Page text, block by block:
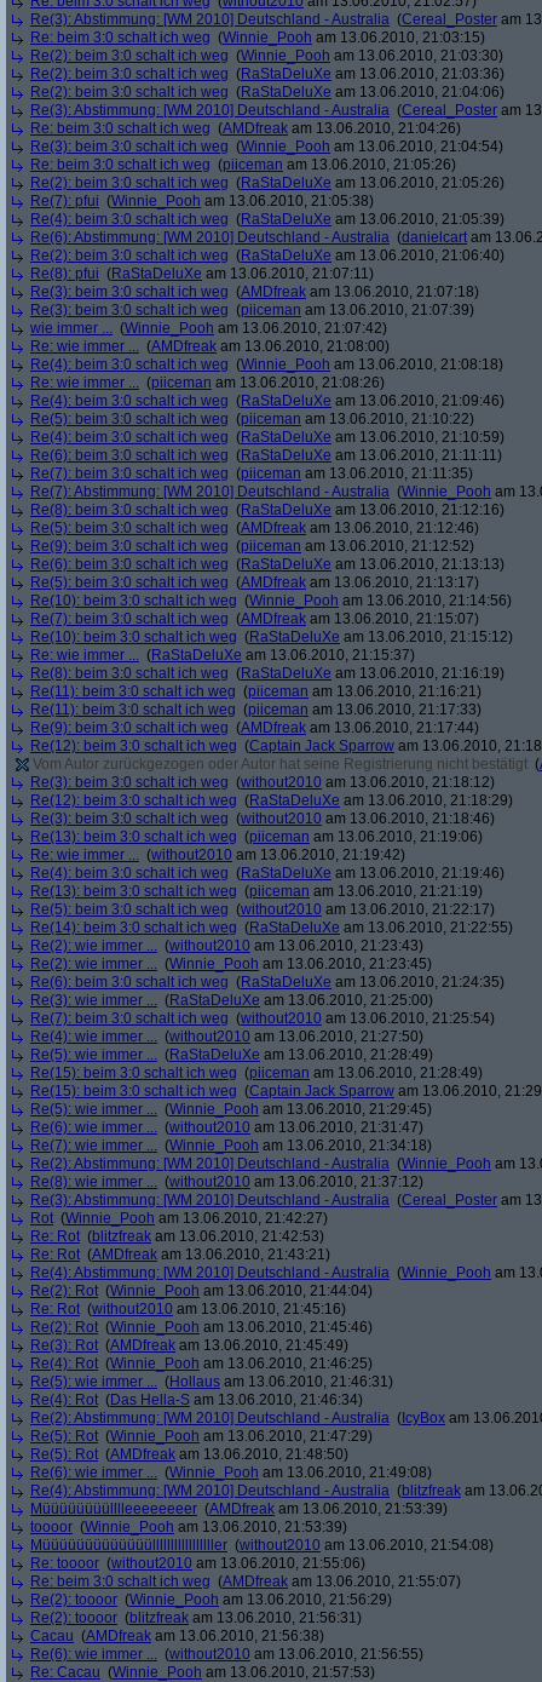
Re(3): Abstimmung: [WM 2010] Deutschland - Australia (Cereal_Poster am
Re: beim 3:0 schalt ich weg (Winnie_Pooh am 13.06.2010, 21:03:15)
Re(2): beim 3:0 schalt ich weg (Winnie_Pooh am 13.06.2010, 21:03:30)
Re(2): beim 3:0 schalt ich weg (RaStaDeluXe am 13.06.2010, 21:03:36)
Re(2): beim 3:0 schalt ich weg (RaStaDeluXe am 13.06.2010, 21:04:06)
Re(3): Abstimmung: [WM 2010] Deutschland - Australia (Cereal_Poster am
Re: beim 3:0 schalt ich weg (AMDfreak am 13.06.2010, 21:04:26)
Re(3): beim 3:0 schalt ich weg (Winnie_Pooh am 13.06.2010, 21:04:54)
Re: beim 3:0 schalt ich weg (piiceman am 13.06.2010, 21:05:26)
Re(2): beim 3:0 schalt ich weg (RaStaDeluXe am 13.06.2010, 21:05:26)
Re(7): pfui (Winnie_Pooh am 13.06.2010, 21:05:38)
Re(4): beim 3:0 schalt ich weg (RaStaDeluXe am 13.06.2010, 21:05:39)
Re(6): Abstimmung: [WM 2010] Deutschland - Australia (danielcart am
Re(2): beim 3:0 schalt ich weg (RaStaDeluXe am 13.06.2010, 21:06:40)
Re(8): pfui (RaStaDeluXe am 13.06.2010, 21:07:11)
Re(3): beim 3:0 schalt ich weg (AMDfreak am 13.06.2010, 21:07:18)
Re(3): beim 3:0 schalt ich weg (piiceman am 13.06.2010, 21:07:39)
wie immer ... (Winnie_Pooh am 13.06.2010, 21:07:42)
Re: wie immer ... (AMDfreak am 13.06.2010, 21:08:00)
Re(4): beim 3:0 schalt ich weg (Winnie_Pooh am 13.06.2010, 21:08:18)
Re: wie immer ... (piiceman am 13.06.2010, 21:08:26)
Re(4): beim 3:0 schalt ich weg (RaStaDeluXe am 13.06.2010, 21:09:46)
Re(5): beim 3:0 schalt ich weg (piiceman am 13.06.2010, 21:10:22)
Re(4): beim 3:0 schalt ich weg (RaStaDeluXe am 13.06.2010, 21:10:59)
Re(6): beim 3:0 schalt ich weg (RaStaDeluXe am 13.06.2010, 21:11:11)
Re(7): beim 3:0 schalt ich weg (piiceman am 13.06.2010, 21:11:35)
Re(7): Abstimmung: [WM 2010] Deutschland - Australia (Winnie_Pooh am
Re(8): beim 3:0 schalt ich weg (RaStaDeluXe am 13.06.2010, 21:12:16)
Re(5): beim 3:0 schalt ich weg (AMDfreak am 13.06.2010, 21:12:46)
Re(9): beim 3:0 schalt ich weg (piiceman am 13.06.2010, 21:12:52)
Re(6): beim 3:0 schalt ich weg (RaStaDeluXe am 13.06.2010, 21:13:13)
Re(5): beim 3:0 schalt ich weg (AMDfreak am 13.06.2010, 21:13:17)
Re(10): beim 3:0 schalt ich weg (Winnie_Pooh am 13.06.2010, 21:14:56)
Re(7): beim 3:0 schalt ich weg (AMDfreak am 13.06.2010, 21:15:07)
Re(10): beim 3:0 schalt ich weg (RaStaDeluXe am 13.06.2010, 21:15:12)
Re: wie immer ... (RaStaDeluXe am 13.06.2010, 21:15:37)
Re(8): beim 3:0 schalt ich weg (RaStaDeluXe am 13.06.2010, 21:16:19)
Re(11): beim 3:0 schalt ich weg (piiceman am 13.06.2010, 21:16:21)
Re(11): beim 3:0 schalt ich weg (piiceman am 13.06.2010, 21:17:33)
Re(9): beim 3:0 schalt ich weg (AMDfreak am 13.06.2010, 21:17:44)
Re(12): beim 3:0 schalt ich weg (Captain Jack Sparrow am 13.06.2010,
Vom Autor zurückgezogen oder Autor hat seine Registrierung nicht bestätigt (
Re(3): beim 3:0 schalt ich weg (without2010 am 13.06.2010, 21:18:12)
Re(12): beim 3:0 schalt ich weg (RaStaDeluXe am 13.06.2010, 21:18:29)
Re(3): beim 3:0 schalt ich weg (without2010 am 13.06.2010, 21:18:46)
Re(13): beim 3:0 schalt ich weg (piiceman am 13.06.2010, 21:19:06)
Re: wie immer ... (without2010 am 13.06.2010, 21:19:42)
Re(4): beim 3:0 schalt ich weg (RaStaDeluXe am 13.06.2010, 21:19:46)
Re(13): beim 3:0 schalt ich weg (piiceman am 13.06.2010, 21:21:19)
Re(5): beim 3:0 schalt ich weg (without2010 am 13.06.2010, 21:22:17)
Re(14): beim 3:0 schalt ich weg (RaStaDeluXe am 13.06.2010, 21:22:55)
Re(2): wie immer ... (without2010 am 13.06.2010, 21:23:43)
Re(2): wie immer ... (Winnie_Pooh am 13.06.2010, 21:23:45)
Re(6): beim 3:0 schalt ich weg (RaStaDeluXe am 13.06.2010, 21:24:35)
Re(3): wie immer ... (RaStaDeluXe am 13.06.2010, 21:25:00)
Re(7): beim 3:0 schalt ich weg (without2010 am 13.06.2010, 21:25:54)
Re(4): wie immer ... (without2010 am 13.06.2010, 21:27:50)
Re(5): wie immer ... (RaStaDeluXe am 13.06.2010, 21:28:49)
Re(15): beim 3:0 schalt ich weg (piiceman am 13.06.2010, 21:28:49)
Re(15): beim 3:0 schalt ich weg (Captain Jack Sparrow am 13.06.2010,
Re(5): wie immer ... (Winnie_Pooh am 13.06.2010, 21:29:45)
Re(6): wie immer ... (without2010 am 13.06.2010, 21:31:47)
Re(7): wie immer ... (Winnie_Pooh am 13.06.2010, 21:34:18)
Re(2): Abstimmung: [WM 2010] Deutschland - Australia (Winnie_Pooh am
Re(8): wie immer ... (without2010 am 13.06.2010, 21:37:12)
Re(3): Abstimmung: [WM 2010] Deutschland - Australia (Cereal_Poster am
Rot (Winnie_Pooh am 13.06.2010, 21:42:27)
Re: Rot (blitzfreak am 13.06.2010, 21:42:53)
Re: Rot (AMDfreak am 13.06.2010, 21:43:21)
Re(4): Abstimmung: [WM 2010] Deutschland - Australia (Winnie_Pooh am
Re(2): Rot (Winnie_Pooh am 13.06.2010, 21:44:04)
Re: Rot (without2010 am 13.06.2010, 21:45:16)
Re(2): Rot (Winnie_Pooh am 13.06.2010, 21:45:46)
Re(3): Rot (AMDfreak am 13.06.2010, 21:45:49)
Re(4): Rot (Winnie_Pooh am 13.06.2010, 21:46:25)
Re(5): wie immer ... (Hollaus am 13.06.2010, 21:46:31)
Re(4): Rot (Das Hella-S am 13.06.2010, 21:46:34)
Re(2): Abstimmung: [WM 2010] Deutschland - Australia ( IcyBox am
Re(5): Rot (Winnie_Pooh am 13.06.2010, 21:47:29)
Re(5): Rot (AMDfreak am 13.06.2010, 21:48:50)
Re(6): wie immer ... (Winnie_Pooh am 13.06.2010, 21:49:08)
Re(4): Abstimmung: [WM 2010] Deutschland - Australia (blitzfreak am
Müüüüüüüülllleeeeeeeer (AMDfreak am 13.06.2010, 21:53:39)
toooor (Winnie_Pooh am 13.06.2010, 21:53:39)
Müüüüüüüüüüüüülllllllllllllllller (without2010 am 13.06.2010, 21:54:08)
Re: toooor (without2010 am 13.06.2010, 21:55:06)
Re: beim 3:0 schalt ich weg (AMDfreak am 13.06.2010, 21:55:07)
Re(2): toooor (Winnie_Pooh am 13.06.2010, 21:56:29)
Re(2): toooor (blitzfreak am 13.06.2010, 21:56:31)
Cacau (AMDfreak am 13.06.2010, 21:56:38)
Re(6): wie immer ... (without2010 am 13.06.2010, 21:56:55)
Re: Cacau (Winnie_Pooh am 13.06.2010, 21:57:53)